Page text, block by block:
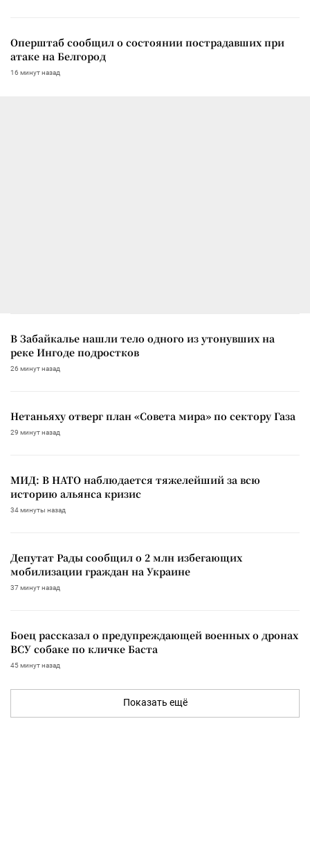
Оперштаб сообщил о состоянии пострадавших при
атаке на Белгород
16 минут назад
В Забайкалье нашли тело одного из утонувших на
реке Ингоде подростков
26 минут назад
Нетаньяху отверг план «Совета мира» по сектору Газа
29 минут назад
МИД: В НАТО наблюдается тяжелейший за всю
историю альянса кризис
34 минуты назад
Депутат Рады сообщил о 2 млн избегающих
мобилизации граждан на Украине
37 минут назад
Боец рассказал о предупреждающей военных о дронах
ВСУ собаке по кличке Баста
45 минут назад
Показать ещё